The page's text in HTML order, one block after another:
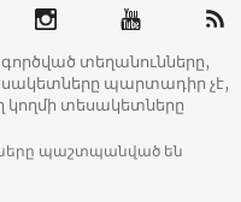
տեղանունները,
պարտադիր չէ,
տեսակետները
պաշտպանված են